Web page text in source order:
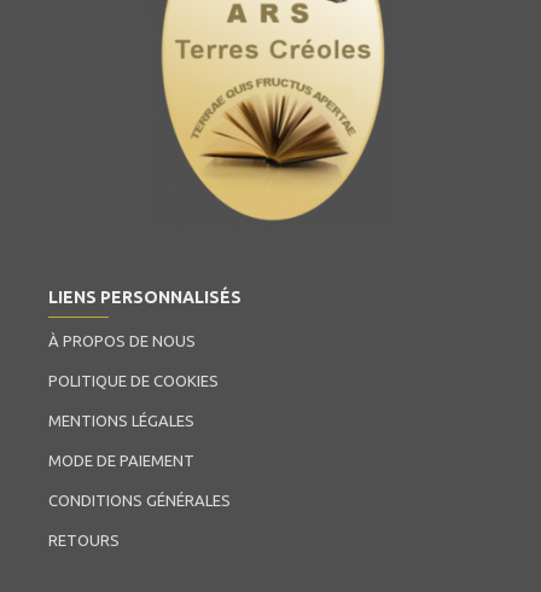
LIENS PERSONNALISÉS
À PROPOS DE NOUS
POLITIQUE DE COOKIES
MENTIONS LÉGALES
MODE DE PAIEMENT
CONDITIONS GÉNÉRALES
RETOURS